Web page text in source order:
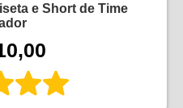
e Short de Time